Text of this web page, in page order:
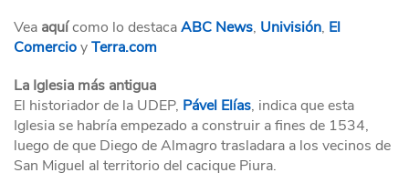
Vea aquícomo lo destacaABC News, Univisión, El
ComercioyTerra.com
La Iglesia más antigua
El historiador de la UDEP, Pável Elías, indica que esta
Iglesia se habría empezado a construir a fines de 1534,
luego de que Diego de Almagro trasladara a los vecinos de
San Miguel al territorio del cacique Piura.